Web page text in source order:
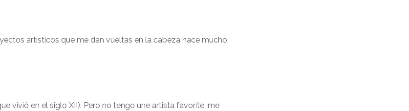
artísticos que me dan vueltas en la cabeza hace mucho
vivió en el siglo XII). Pero no tengo une artista favorite, me